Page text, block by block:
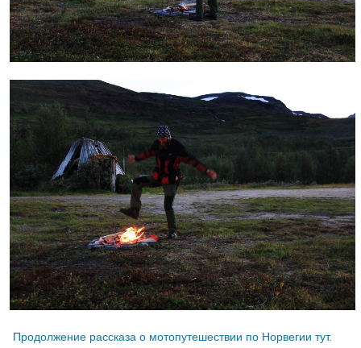
Продолжение рассказа о мотопутешествии по Норвегии тут.